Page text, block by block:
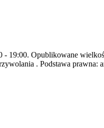
- 19:00. Opublikowane
. Podstawa prawna: